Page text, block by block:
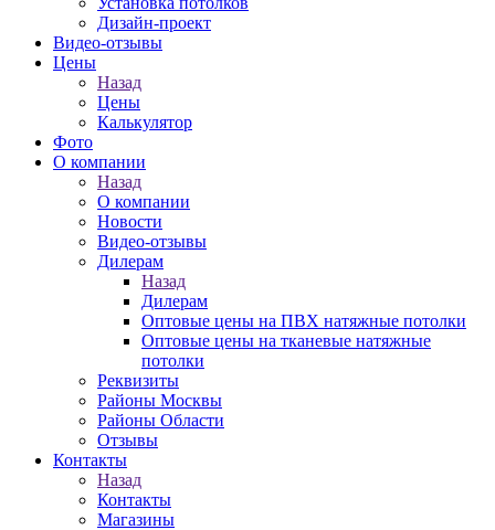
Дизайн-проект
Видео-отзывы
Цены
Назад
Цены
Калькулятор
Фото
О компании
Назад
О компании
Новости
Видео-отзывы
Дилерам
Назад
Дилерам
Оптовые цены на ПВХ натяжные потолки
Оптовые цены на тканевые натяжные
потолки
Реквизиты
Районы Москвы
Районы Области
Отзывы
Контакты
Назад
Контакты
Магазины